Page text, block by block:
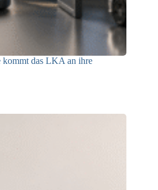
kommt das LKA an ihre